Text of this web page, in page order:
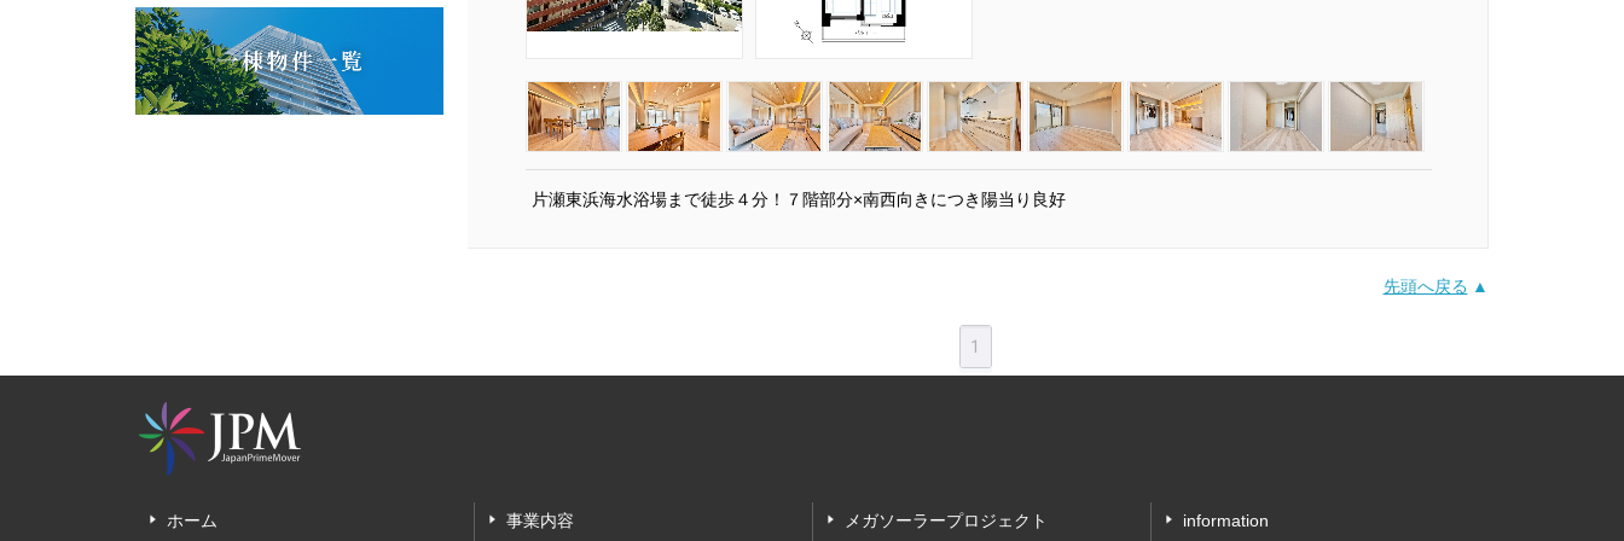
片瀬東浜海水浴場まで徒歩４分！７階部分×南西向きにつき陽当り良好
先頭へ戻る
1
ホーム 事業内容 メガソーラープロジェクト information